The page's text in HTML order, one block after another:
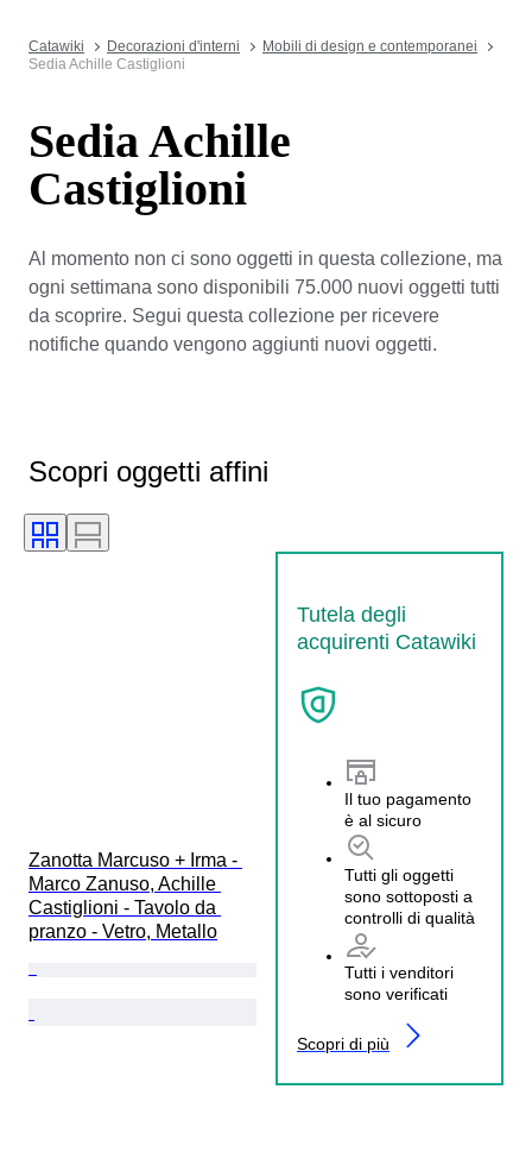
Catawiki Decorazioni d'interni
Mobili di design e contemporanei
Sedia Achille Castiglioni
Sedia Achille
Castiglioni
Al momento non ci sono oggetti in questa collezione, ma
ogni settimana sono disponibili 75.000 nuovi oggetti tutti
da scoprire. Segui questa collezione per ricevere
notifiche quando vengono aggiunti nuovi oggetti.
Scopri oggetti affini
Tutela degli
acquirenti Catawiki
Il tuo pagamento
è al sicuro
Tutti gli oggetti
sono sottoposti a
controlli di qualità
Tutti i venditori
sono verificati
Scopri di più
Zanotta Marcuso + Irma -
Marco Zanuso, Achille
Castiglioni - Tavolo da
pranzo - Vetro, Metallo